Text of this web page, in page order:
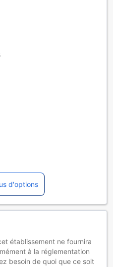
d'options
établissement ne fournira
à la réglementation
besoin de quoi que ce soit